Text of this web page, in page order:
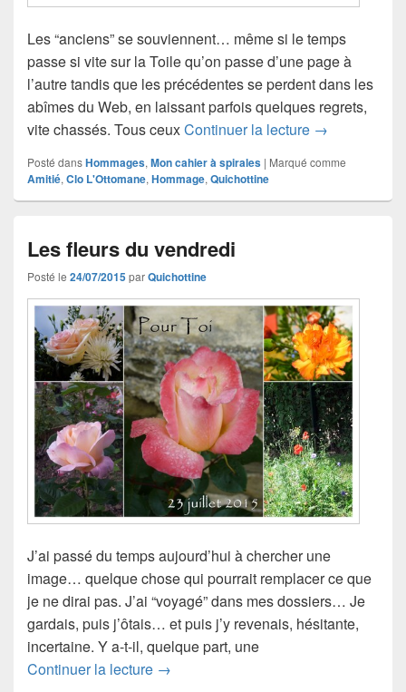
Les “anciens” se souviennent… même si le temps
passe si vite sur la Toile qu’on passe d’une page à
l’autre tandis que les précédentes se perdent dans les
abîmes du Web, en laissant parfois quelques regrets,
vite chassés. Tous ceuxContinuer la lecture Le Torcéros,
→
Posté dansHommages, Mon cahier à spirales | Marqué comme
Amitié, Clo L'Ottomane, Hommage, Quichottine
Les fleurs du vendredi
Posté le 24/07/2015parQuichottine
J’ai passé du temps aujourd’hui à chercher une
image… quelque chose qui pourrait remplacer ce que
je ne dirai pas. J’ai “voyagé” dans mes dossiers… Je
gardais, puis j’ôtais… et puis j’y revenais, hésitante,
incertaine. Y a-t-il, quelque part, une
Continuer la lecture Les fleurs du vendredi
→